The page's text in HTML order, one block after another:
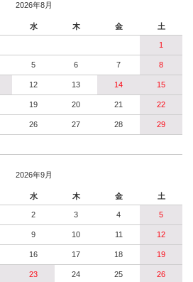
2026年8月
水 木 金 土
1
5 6 7 8
12 13 14 15
19 20 21 22
26 27 28 29
2026年9月
水 木 金 土
2 3 4 5
9 10 11 12
16 17 18 19
23 24 25 26